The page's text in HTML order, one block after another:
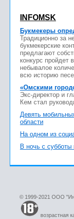
INFOMSK
Букмекеры
Традиционно за
букмекерские
предлагают
конкурс пройдет
небывалое
всю историю
«Омскими
Экс-директор и
Кем стал
Девять
области
На одном из
В ночь с субботы
© 1999-2021 ООО
возрастная